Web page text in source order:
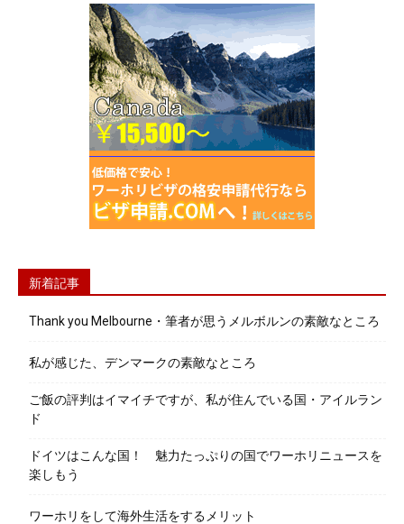
新着記事
Thank you Melbourne・筆者が思うメルボルンの素敵なところ
私が感じた、デンマークの素敵なところ
ご飯の評判はイマイチですが、私が住んでいる国・アイルラン
ド
ドイツはこんな国！ 魅力たっぷりの国でワーホリニュースを
楽しもう
ワーホリをして海外生活をするメリット